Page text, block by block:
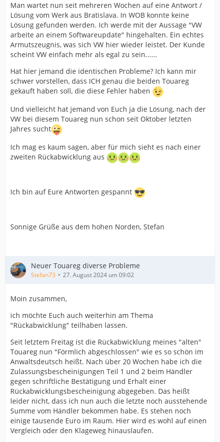
Man wartet nun seit mehreren Wochen auf eine Antwort /
Lösung vom Werk aus Bratislava. In WOB konnte keine
Lösung gefunden werden. Ich werde mit der Aussage "VW
arbeite an einem Softwareupdate" hingehalten. Ein echtes
Armutszeugnis, was sich VW hier wieder leistet. Der Kunde
scheint VW einfach mehr als egal zu sein......
Hat hier jemand die identischen Probleme? Ich kann mir
schwer vorstellen, dass ICH genau die beiden Touareg
gekauft haben soll, die diese Fehler haben
Und vielleicht hat jemand von Euch ja die Lösung, nach der
VW bei diesem Touareg nun schon seit Oktober letzten
Jahres sucht
Ich mag es kaum sagen, aber für mich sieht es nach einer
zweiten Rückabwicklung aus
Ich bin auf Eure Antworten gespannt
Sonnige Grüße aus dem hohen Norden, Stefan
Neuer Touareg diverse Probleme
Stefan73 27. August 2024 um 09:02
Moin zusammen,
ich möchte Euch auch weiterhin am Thema
"Rückabwicklung" teilhaben lassen.
Seit letztem Freitag ist die Rückabwicklung meines "alten"
Touareg nun "Förmlich abgeschlossen" wie es so schön im
Anwaltsdeutsch heißt. Nach über 20 Wochen habe ich die
Zulassungsbescheinigungen Teil 1 und 2 beim Händler
gegen schriftliche Bestätigung und Erhalt einer
Rückabwicklungsbescheinigung abgegeben. Das heißt
leider nicht, dass ich nun auch die letzte noch ausstehende
Summe vom Händler bekommen habe. Es stehen noch
einige tausende Euro im Raum. Hier wird es wohl auf einen
Vergleich oder den Klageweg hinauslaufen.